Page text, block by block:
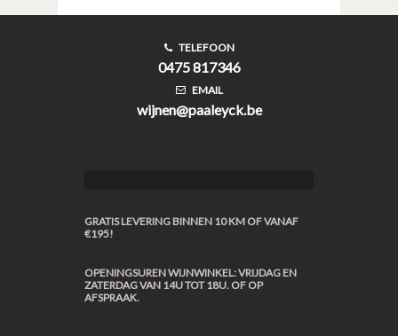
TELEFOON
0475 817346
EMAIL
wijnen@paaleyck.be
GRATIS LEVERING BINNEN 10 KM OF VANAF
€195!
OPENINGSUREN WIJNWINKEL: VRIJDAG EN
ZATERDAG VAN 14U TOT 18U. OF OP
AFSPRAAK.